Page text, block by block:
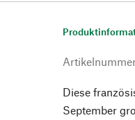
Diese
September